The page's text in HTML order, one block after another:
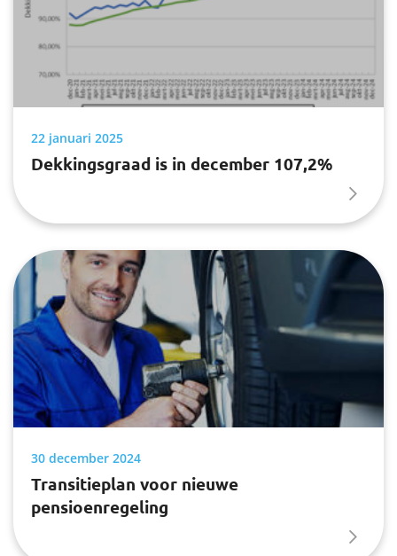
22 januari 2025
Dekkingsgraad is in december 107,2%
30 december 2024
Transitieplan voor nieuwe
pensioenregeling